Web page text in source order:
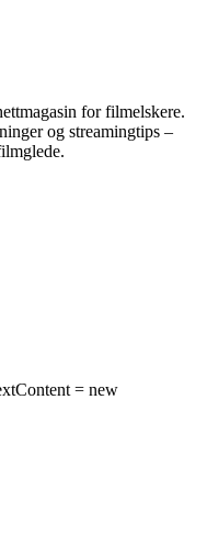
for filmelskere.
og streamingtips –
= new